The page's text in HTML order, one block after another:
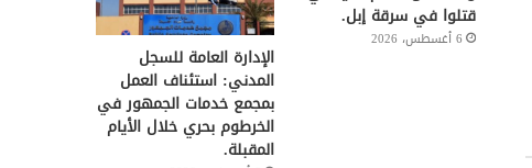
قتلوا في سرقة إبل.
6 أغسطس، 2026
الإدارة العامة للسجل
المدني: استئناف العمل
بمجمع خدمات الجمهور في
الخرطوم بحري خلال الأيام
المقبلة.